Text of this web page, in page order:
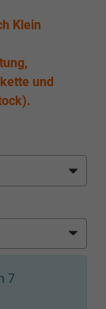
Klein
und
7